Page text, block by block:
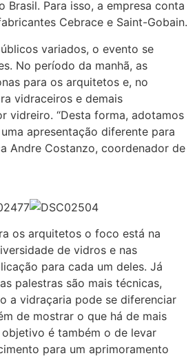
Brasil. Para isso, a empresa conta
Cebrace e Saint-Gobain.
variados, o evento se
No período da manhã, as
para os arquitetos e, no
vidraceiros e demais
vidreiro. “Desta forma, adotamos
apresentação diferente para
Andre Costanzo, coordenador de
os arquitetos o foco está na
de vidros e nas
para cada um deles. Já
palestras são mais técnicas,
a vidraçaria pode se diferenciar
de mostrar o que há de mais
é também o de levar
para um aprimoramento